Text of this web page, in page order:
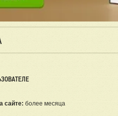
сайте: более месяца